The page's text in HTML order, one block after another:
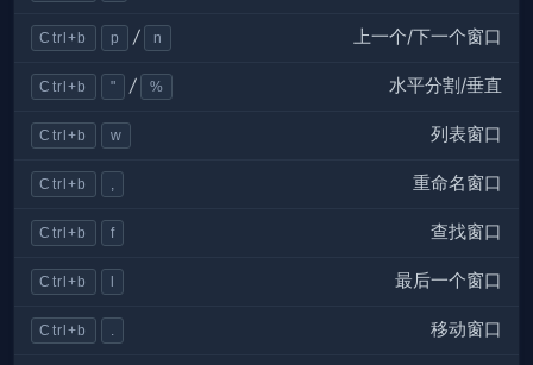
Ctrl+b p / n 上一个/下一个窗口
Ctrl+b " / % 水平分割/垂直
Ctrl+b w 列表窗口
Ctrl+b , 重命名窗口
Ctrl+b f 查找窗口
Ctrl+b 最后一个窗口
Ctrl+b . 移动窗口